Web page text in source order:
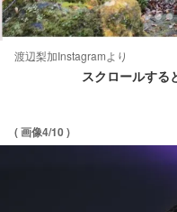
渡辺梨加Instagramより
スクロールする
( 画像4/10 )